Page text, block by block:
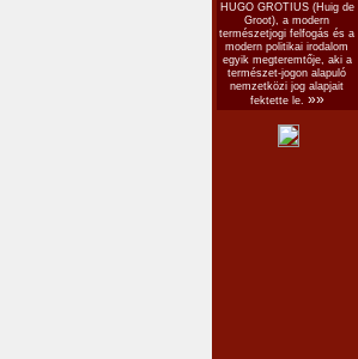
HUGO GROTIUS (Huig de
Groot), a modern
természetjogi felfogás és a
modern politikai irodalom
egyik megteremtője, aki a
természet-jogon alapuló
nemzetközi jog alapjait
fektette le. »»